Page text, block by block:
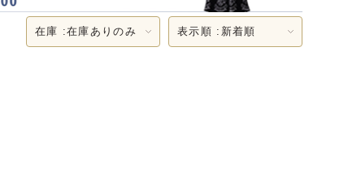
在庫 :在庫ありのみ 表示順 : 新着順